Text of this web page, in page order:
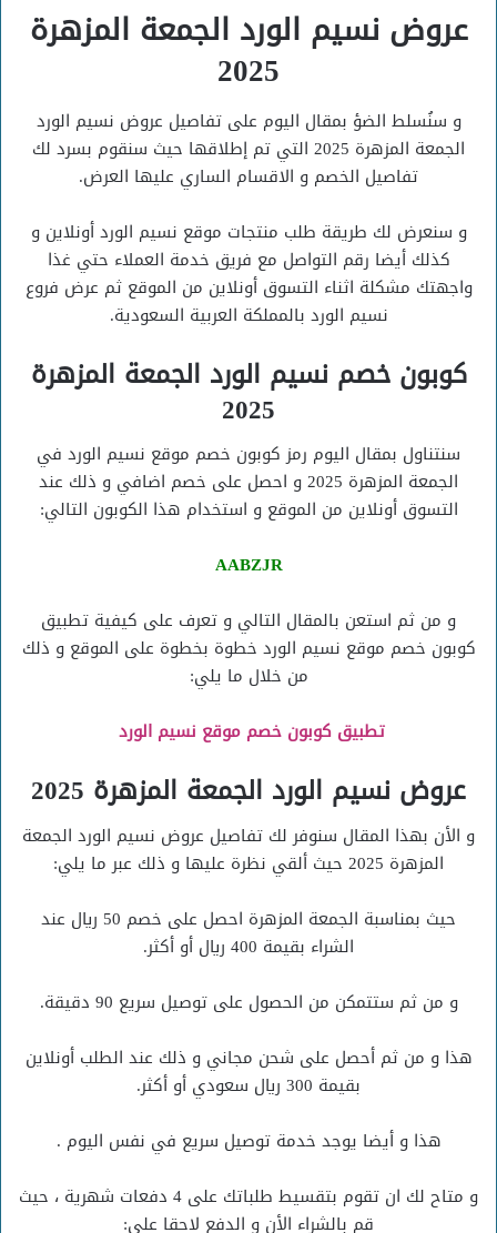
عروض نسيم الورد الجمعة المزهرة
2025
و سنُسلط الضؤ بمقال اليوم على تفاصيل عروض نسيم الورد
الجمعة المزهرة 2025 التي تم إطلاقها حيث سنقوم بسرد لك
تفاصيل الخصم و الاقسام الساري عليها العرض.
و سنعرض لك طريقة طلب منتجات موقع نسيم الورد أونلاين و
كذلك أيضا رقم التواصل مع فريق خدمة العملاء حتي غذا
واجهتك مشكلة اثناء التسوق أونلاين من الموقع ثم عرض فروع
نسيم الورد بالمملكة العربية السعودية.
كوبون خصم نسيم الورد الجمعة المزهرة
2025
سنتناول بمقال اليوم رمز كوبون خصم موقع نسيم الورد في
الجمعة المزهرة 2025 و احصل على خصم اضافي و ذلك عند
التسوق أونلاين من الموقع و استخدام هذا الكوبون التالي:
AABZJR
و من ثم استعن بالمقال التالي و تعرف على كيفية تطبيق
كوبون خصم موقع نسيم الورد خطوة بخطوة على الموقع و ذلك
من خلال ما يلي:
تطبيق كوبون خصم موقع نسيم الورد
عروض نسيم الورد الجمعة المزهرة 2025
و الأن بهذا المقال سنوفر لك تفاصيل عروض نسيم الورد الجمعة
المزهرة 2025 حيث ألقي نظرة عليها و ذلك عبر ما يلي:
حيث بمناسبة الجمعة المزهرة احصل على خصم 50 ريال عند
الشراء بقيمة 400 ريال أو أكثر.
و من ثم ستتمكن من الحصول على توصيل سريع 90 دقيقة.
هذا و من ثم أحصل على شحن مجاني و ذلك عند الطلب أونلاين
بقيمة 300 ريال سعودي أو أكثر.
هذا و أيضا يوجد خدمة توصيل سريع في نفس اليوم .
و متاح لك ان تقوم بتقسيط طلباتك على 4 دفعات شهرية ، حيث
قم بالشراء الأن و الدفع لاحقا على: